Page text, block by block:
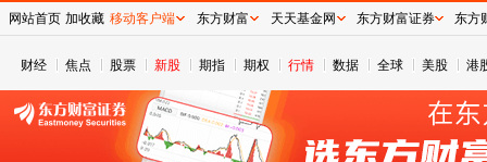
财经 焦点 股票 新股 期指 期权 行情 数据 全球 美股 港
网站首页 加收藏 移动客户端 东方财富 天天基金网 东方财富证券 东方